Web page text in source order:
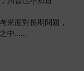
來面對長期問題，
中......